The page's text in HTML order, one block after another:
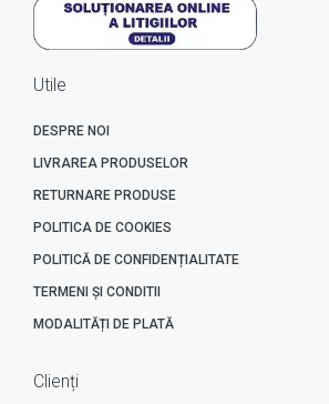
Utile
DESPRE NOI
LIVRAREA PRODUSELOR
RETURNARE PRODUSE
POLITICA DE COOKIES
POLITICĂ DE CONFIDENȚIALITATE
TERMENI ȘI CONDITII
MODALITĂȚI DE PLATĂ
Clienți